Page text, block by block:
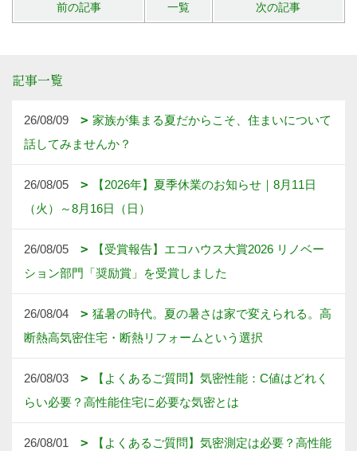
前の記事 一覧 次の記事
記事一覧
26/08/09
家族が集まる夏だからこそ、住まいについて
話してみませんか？
26/08/05
【2026年】夏季休業のお知らせ｜8月11日
（火）～8月16日（日）
26/08/05
【受賞報告】エコハウス大賞2026 リノベー
ション部門「奨励賞」を受賞しました
26/08/04
猛暑の時代。夏の暑さは家で変えられる。高
断熱高気密住宅・断熱リフォームという選択
26/08/03
【よくあるご質問】気密性能：C値はどれく
らい必要？高性能住宅に必要な気密とは
26/08/01
【よくあるご質問】気密測定は必要？高性能